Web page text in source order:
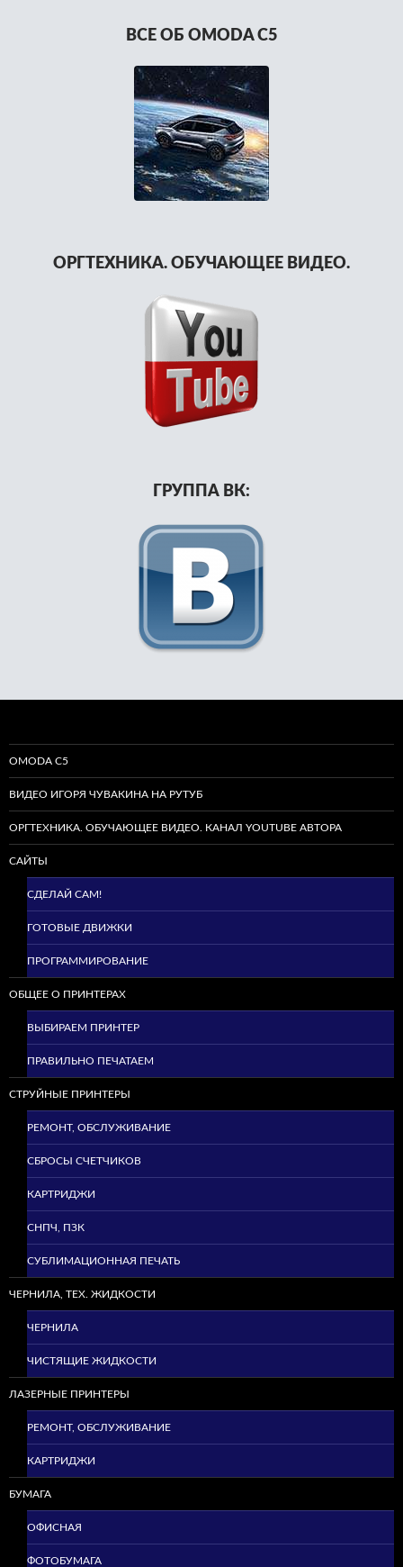
ВСЕ ОБ OMODA C5
ОРГТЕХНИКА. ОБУЧАЮЩЕЕ ВИДЕО.
ГРУППА ВК:
OMODA C5
ВИДЕО ИГОРЯ ЧУВАКИНА НА РУТУБ
ОРГТЕХНИКА. ОБУЧАЮЩЕЕ ВИДЕО. КАНАЛ YOUTUBE АВТОРА
САЙТЫ
СДЕЛАЙ САМ!
ГОТОВЫЕ ДВИЖКИ
ПРОГРАММИРОВАНИЕ
ОБЩЕЕ О ПРИНТЕРАХ
ВЫБИРАЕМ ПРИНТЕР
ПРАВИЛЬНО ПЕЧАТАЕМ
СТРУЙНЫЕ ПРИНТЕРЫ
РЕМОНТ, ОБСЛУЖИВАНИЕ
СБРОСЫ СЧЕТЧИКОВ
КАРТРИДЖИ
СНПЧ, ПЗК
СУБЛИМАЦИОННАЯ ПЕЧАТЬ
ЧЕРНИЛА, ТЕХ. ЖИДКОСТИ
ЧЕРНИЛА
ЧИСТЯЩИЕ ЖИДКОСТИ
ЛАЗЕРНЫЕ ПРИНТЕРЫ
РЕМОНТ, ОБСЛУЖИВАНИЕ
КАРТРИДЖИ
БУМАГА
ОФИСНАЯ
ФОТОБУМАГА